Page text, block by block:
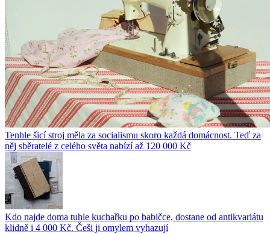
Tenhle šicí stroj měla za socialismu skoro každá domácnost. Teď za
něj sběratelé z celého světa nabízí až 120 000 Kč
Kdo najde doma tuhle kuchařku po babičce, dostane od antikvariátu
klidně i 4 000 Kč. Češi ji omylem vyhazují